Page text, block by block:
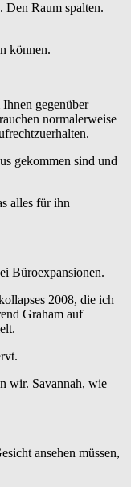
Den Raum spalten.
können.
gegenüber
normalerweise
gekommen sind und
alles für ihn
Büroexpansionen.
2008, die ich
Graham auf
wir. Savannah, wie
ansehen müssen,